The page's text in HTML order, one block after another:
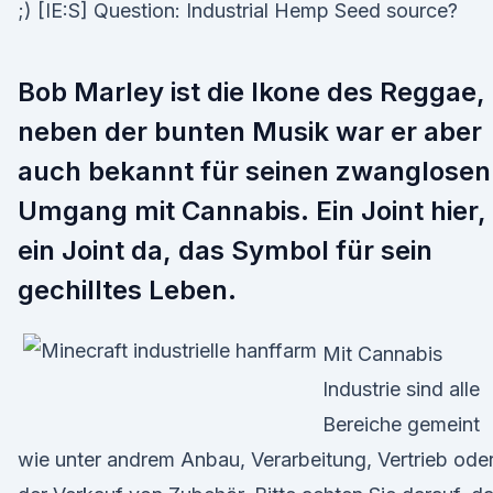
;) [IE:S] Question: Industrial Hemp Seed source?
Bob Marley ist die Ikone des Reggae,
neben der bunten Musik war er aber
auch bekannt für seinen zwanglosen
Umgang mit Cannabis. Ein Joint hier,
ein Joint da, das Symbol für sein
gechilltes Leben.
Mit Cannabis
Industrie sind alle
Bereiche gemeint
wie unter andrem Anbau, Verarbeitung, Vertrieb